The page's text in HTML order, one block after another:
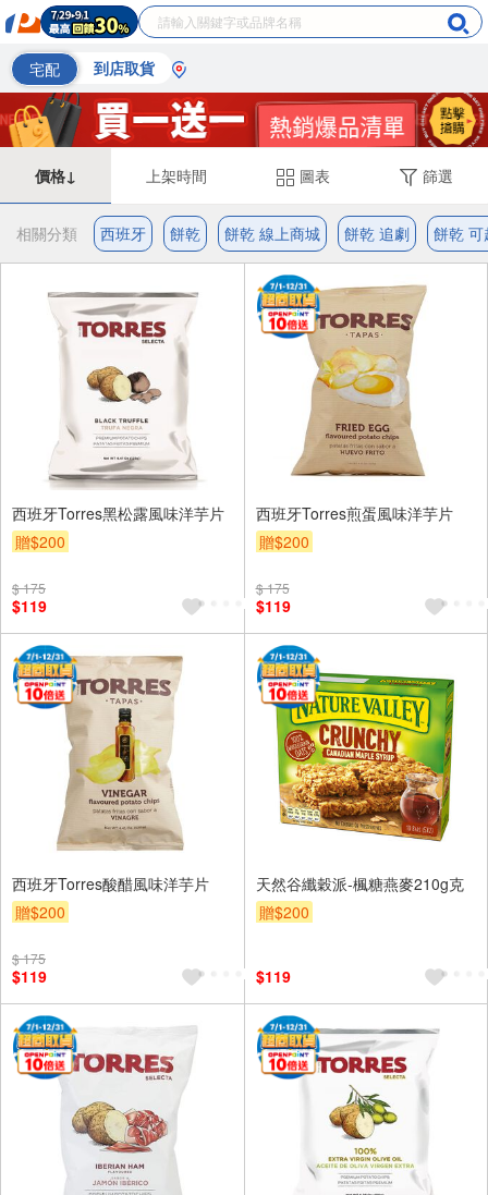
宅配 到店取貨
價格↓ 上架時間 圖表 篩選
相關分類 西班牙 餅乾 餅乾 線上商城 餅乾 追劇 餅乾 可
西班牙Torres黑松露風味洋芋片
贈$200
$ 175
$119
西班牙Torres煎蛋風味洋芋片
贈$200
$ 175
$119
西班牙Torres酸醋風味洋芋片
贈$200
$ 175
$119
天然谷纖穀派-楓糖燕麥210g克
贈$200
$119